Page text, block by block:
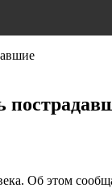
Об этом